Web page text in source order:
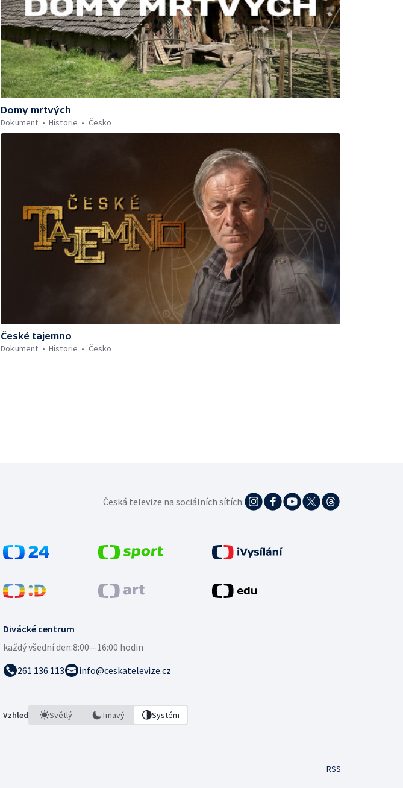
Domy mrtvých
Dokument
Historie Česko
České tajemno
Dokument
Historie Česko
Divácké centrum
každý všední den:8:00—16:00 hodin
261 136 113
info@ceskatelevize.cz
Vzhled Světlý Tmavý Systém
Česká televize na sociálních sítích:
RSS